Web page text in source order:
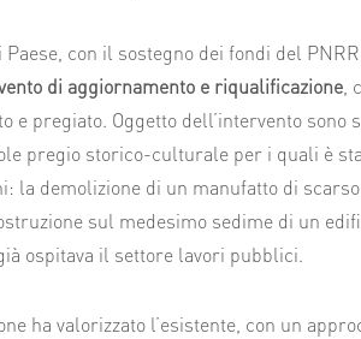
con il sostegno dei fondi del
di aggiornamento e riqualificazione,
e pregiato. Oggetto dell’intervento sono
pregio storico-culturale per i quali è
la demolizione di un manufatto di
sul medesimo sedime di un
ospitava il settore lavori pubblici.
ha valorizzato l’esistente, con un